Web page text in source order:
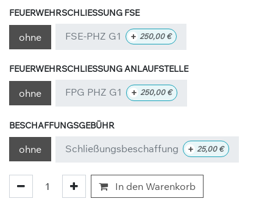
FEUERWEHRSCHLIESSUNG FSE
ohne FSE-PHZ G1 + 250,00€
FEUERWEHRSCHLIESSUNG ANLAUFSTELLE
ohne FPG PHZ G1 + 250,00€
BESCHAFFUNGSGEBÜHR
ohne Schließungsbeschaffung + 25,00€
In den Warenkorb